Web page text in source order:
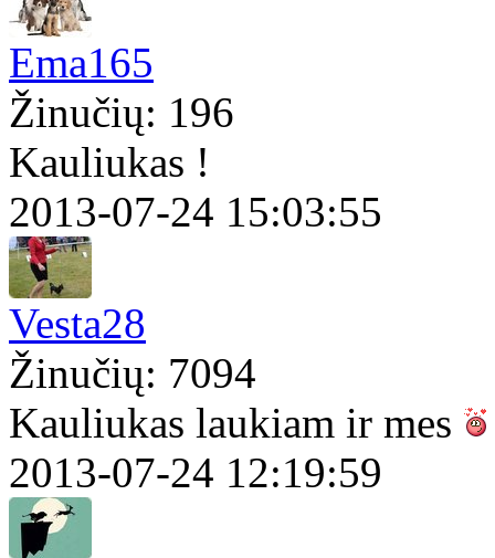
Ema165
Žinučių: 196
Kauliukas !
2013-07-24 15:03:55
Vesta28
Žinučių: 7094
Kauliukas laukiam ir mes
2013-07-24 12:19:59